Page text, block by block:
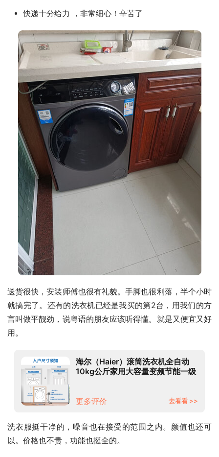
快递十分给力 ，非常细心！辛苦了
送货很快，安装师傅也很有礼貌。手脚也很利落，半个小时
就搞完了。还有的洗衣机已经是我买的第2台，用我们的方
言叫做平靓劲，说粤语的朋友应该听得懂。就是又便宜又好
用。
海尔（Haier）滚筒洗衣机全自动
10kg公斤家用大容量变频节能一级
更多评价 去看看 >>
洗衣服挺干净的，噪音也在接受的范围之内。颜值也还可
以。价格也不贵，功能也挺全的。